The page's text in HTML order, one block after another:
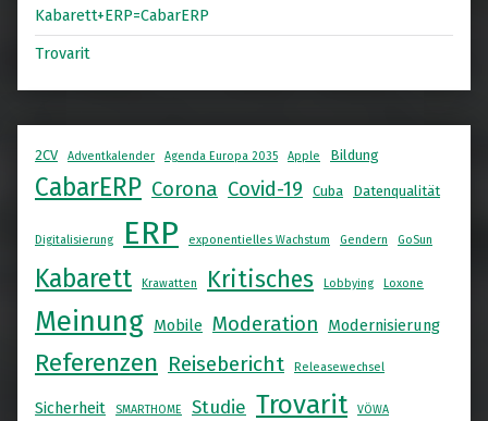
Kabarett+ERP=CabarERP
Trovarit
2CV Adventkalender Agenda Europa 2035 Apple Bildung
CabarERP Corona Covid-19 Cuba Datenqualität
Digitalisierung ERP exponentielles Wachstum Gendern GoSun
Kabarett Krawatten Kritisches Lobbying Loxone
Meinung Mobile Moderation Modernisierung
Referenzen Reisebericht Releasewechsel
Sicherheit SMARTHOME Studie Trovarit VÖWA